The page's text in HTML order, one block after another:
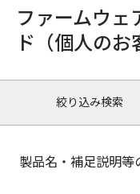
ファームウェ
ド（個人のお
絞り込み検索
製品名・補足説明